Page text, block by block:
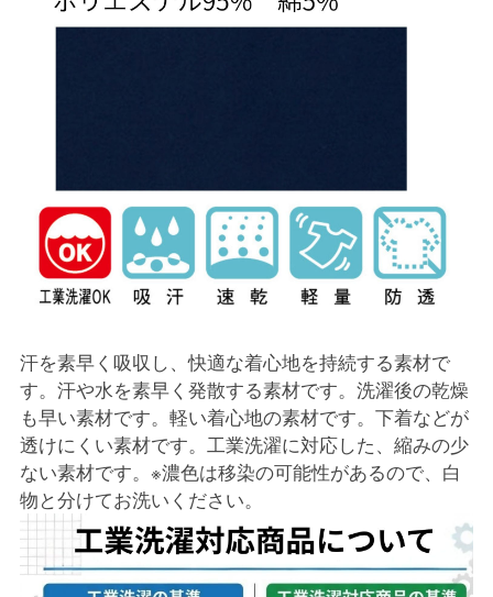
汗を素早く吸収し、快適な着心地を持続する素材で
す。汗や水を素早く発散する素材です。洗濯後の乾燥
も早い素材です。軽い着心地の素材です。下着などが
透けにくい素材です。工業洗濯に対応した、縮みの少
ない素材です。※濃色は移染の可能性があるので、白
物と分けてお洗いください。